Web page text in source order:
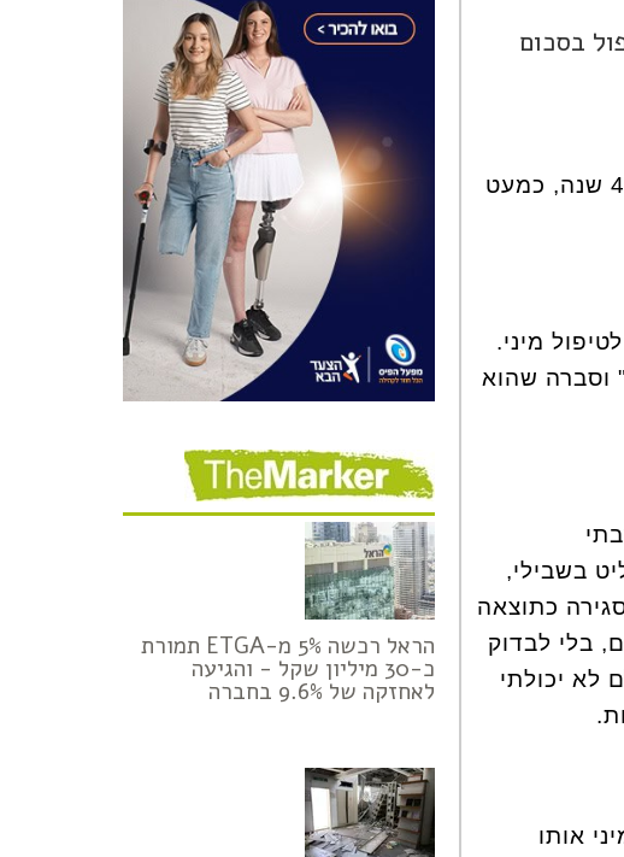
טיפול בסכום
מאיפה להתחיל, ואיך בכלל מסכמים סיפור של כמעט 40 שנה, כמעט
מיני.
וסברה שהוא
בשבילי,
כתוצאה
בלי לבדוק
לא יכולתי
אותו
הראל רכשה 5% מ-ETGA תמורת
כ-30 מיליון שקל - והגיעה
לאחזקה של 9.6% בחברה